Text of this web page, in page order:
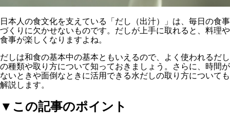
日本人の食文化を支えている「だし（出汁）」は、毎日の食事
づくりに欠かせないものです。だしが上手に取れると、料理や
食事が楽しくなりますよね。
だしは和食の基本中の基本ともいえるので、よく使われるだし
の種類や取り方について知っておきましょう。さらに、時間が
ないときや面倒なときに活用できる水だしの取り方についても
解説します。
▼この記事のポイント